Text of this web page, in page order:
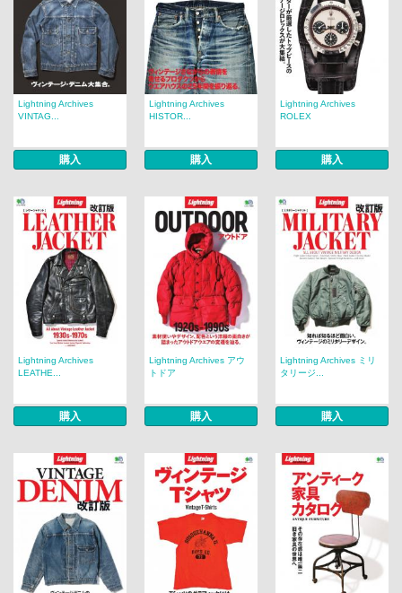
Lightning Archives
VINTAG...
購入
Lightning Archives
HISTOR...
購入
Lightning Archives
ROLEX
購入
Lightning Archives
LEATHE...
購入
Lightning Archives アウ
トドア
購入
Lightning Archives ミリ
タリージ...
購入